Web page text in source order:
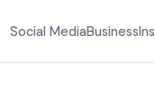
Social MediaBusiness